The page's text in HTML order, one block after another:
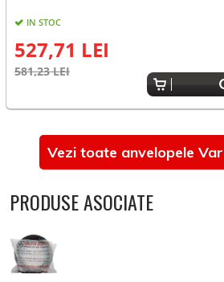
IN STOC
527,71 LEI
581,23 LEI
Vezi toate anvelopele
PRODUSE ASOCIATE